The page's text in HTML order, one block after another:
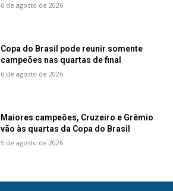
6 de agosto de 2026
Copa do Brasil pode reunir somente
campeões nas quartas de final
6 de agosto de 2026
Maiores campeões, Cruzeiro e Grêmio
vão às quartas da Copa do Brasil
5 de agosto de 2026